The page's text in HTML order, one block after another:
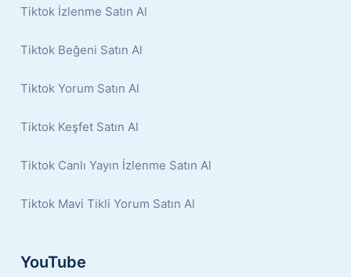
Tiktok İzlenme Satın Al
Tiktok Beğeni Satın Al
Tiktok Yorum Satın Al
Tiktok Keşfet Satın Al
Tiktok Canlı Yayın İzlenme Satın Al
Tiktok Mavi Tikli Yorum Satın Al
YouTube